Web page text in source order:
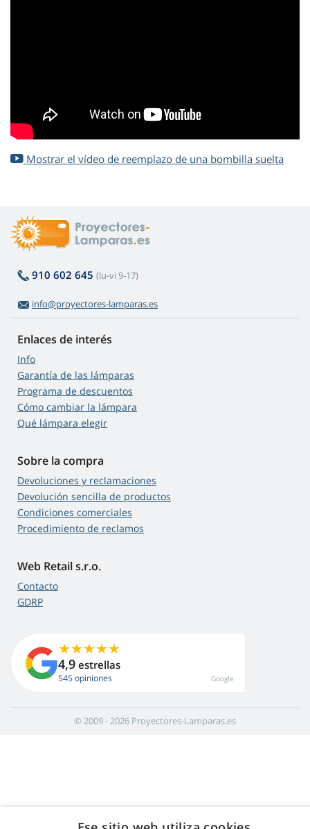
Mostrar el vídeo de reemplazo de una bombilla suelta
910 602 645 (lu-vi 9-17)
info@proyectores-lamparas.es
Enlaces de interés
Info
Garantía de las lámparas
Programa de descuentos
Cómo cambiar la lámpara
Qué lámpara elegir
Sobre la compra
Devoluciones y reclamaciones
Devolución sencilla de productos
Condiciones comerciales
Procedimiento de reclamos
Web Retail s.r.o.
Contacto
GDRP
4,9 estrellas
545 opiniones Google
© 2009 - 2026 Proyectores-Lamparas.es